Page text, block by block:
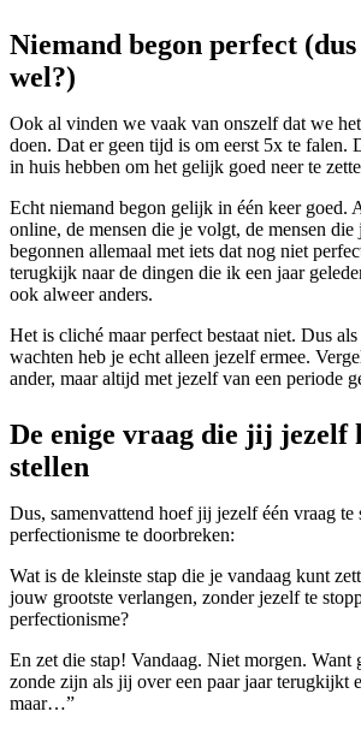
Niemand begon perfect
wel?)
Ook al vinden we vaak van onszelf dat we
doen. Dat er geen tijd is om eerst 5x te falen.
in huis hebben om het gelijk goed neer te
Echt niemand begon gelijk in één keer goed.
online, de mensen die je volgt, de mensen
begonnen allemaal met iets dat nog niet
terugkijk naar de dingen die ik een jaar
ook alweer anders.
Het is cliché maar perfect bestaat niet. Dus
wachten heb je echt alleen jezelf ermee.
ander, maar altijd met jezelf van een periode
De enige vraag die jij jezelf
stellen
Dus, samenvattend hoef jij jezelf één vraag
perfectionisme te doorbreken:
Wat is de kleinste stap die je vandaag kunt
jouw grootste verlangen, zonder jezelf te
perfectionisme?
En zet die stap! Vandaag. Niet morgen. Want
zonde zijn als jij over een paar jaar terugkijkt
maar…”